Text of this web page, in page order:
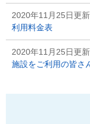
2020年11月25日更新
利用料金表
2020年11月25日更新
施設をご利用の皆さ